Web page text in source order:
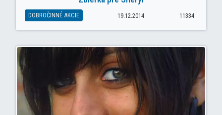
DOBROČINNÉ AKCIE 19.12.2014 11334